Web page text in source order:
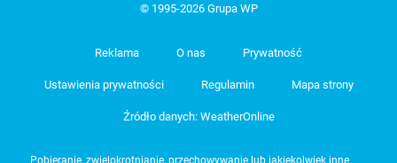
© 1995-2026 Grupa WP
Reklama O nas Prywatność
Ustawienia prywatności Regulamin Mapa strony
Źródło danych: WeatherOnline
Pobieranie, zwielokrotnianie, przechowywanie lub jakiekolwiek inne